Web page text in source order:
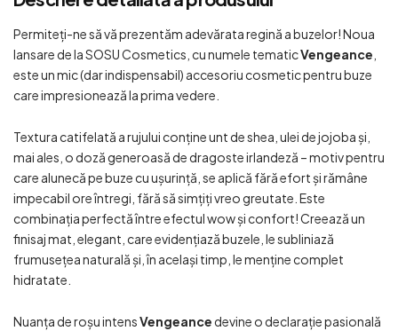
Permiteți-ne să vă prezentăm adevărata regină a buzelor! Noua
lansare de la SOSU Cosmetics, cu numele tematicVengeance
este un mic (dar indispensabil) accesoriu cosmetic pentru buze
care impresionează la prima vedere.
Textura catifelată a rujului conține unt de shea, ulei de jojoba și,
mai ales, o doză generoasă de dragoste irlandeză – motiv pentru
care alunecă pe buze cu ușurință, se aplică fără efort și rămâne
impecabil ore întregi, fără să simțiți vreo greutate. Este
combinația perfectă între efectulwowși confort! Creează un
finisaj mat, elegant, care evidențiază buzele, le subliniază
frumusețea naturală și, în același timp, le menține complet
hidratate.
Nuanța de roșu intensVengeance devine o declarație pasională